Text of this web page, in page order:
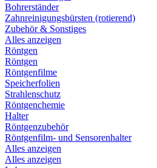
Bohrerständer
Zahnreinigungsbürsten (rotierend)
Zubehör & Sonstiges
Alles anzeigen
Röntgen
Röntgen
Röntgenfilme
Speicherfolien
Strahlenschutz
Röntgenchemie
Halter
Röntgenzubehör
Röntgenfilm- und Sensorenhalter
Alles anzeigen
Alles anzeigen